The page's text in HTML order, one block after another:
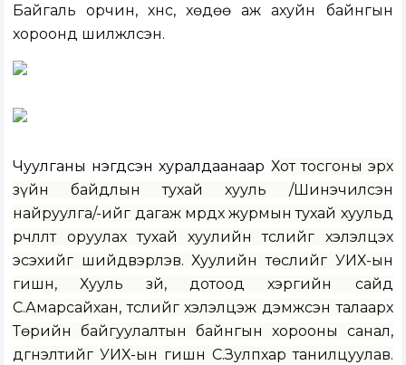
Байгаль орчин, хүнс, хөдөө аж ахуйн байнгын
хороонд шилжүүлсэн.
Чуулганы нэгдсэн хуралдаанаар Хот тосгоны эрх
зүйн байдлын тухай хууль /Шинэчилсэн
найруулга/-ийг дагаж мөрдөх журмын тухай хуульд
өөрчлөлт оруулах тухай хуулийн төслийг хэлэлцэх
эсэхийг шийдвэрлэв. Хуулийн төслийг УИХ-ын
гишүүн, Хууль зүй, дотоод хэргийн сайд
С.Амарсайхан,төслийг хэлэлцэж дэмжсэн талаарх
Төрийн байгуулалтын байнгын хорооны санал,
дүгнэлтийг УИХ-ын гишүүн С.Зулпхар танилцуулав.